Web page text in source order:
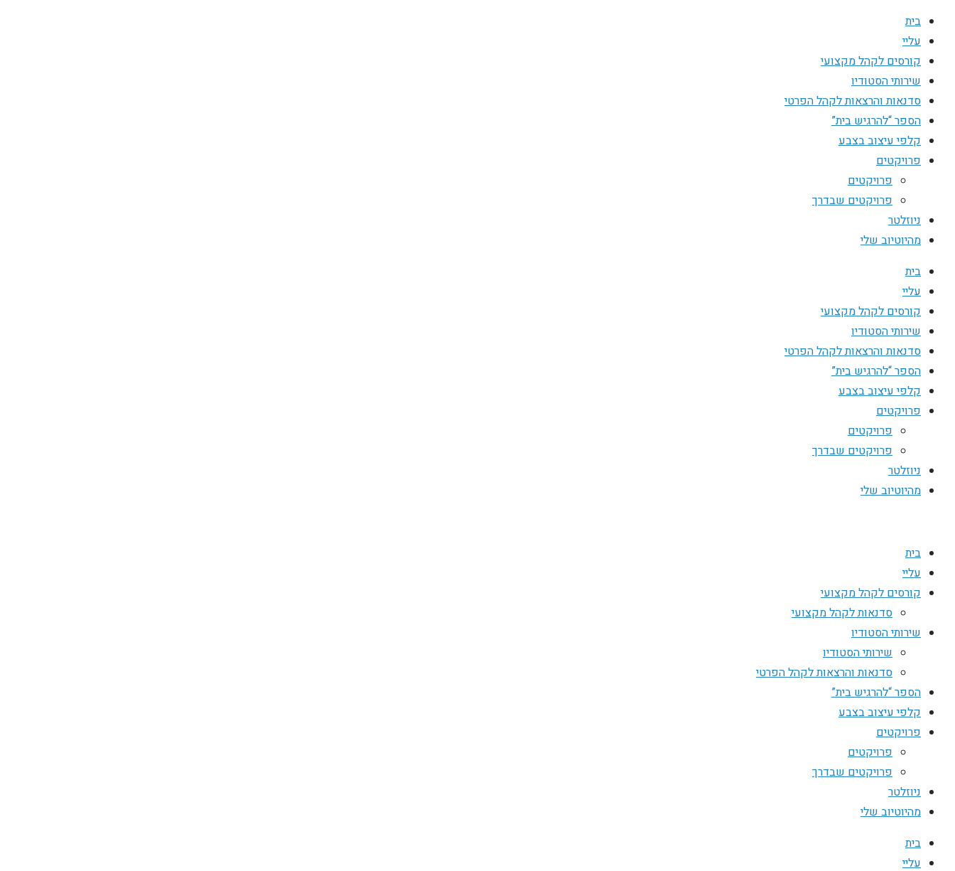
בית
עליי
קורסים לקהל מקצועי
שירותי הסטודיו
סדנאות והרצאות לקהל הפרטי
הספר “להרגיש בית”
קלפי עיצוב בצבע
פרויקטים
פרויקטים
פרויקטים שבדרך
ניוזלטר
מהיוטיוב שלי
בית
עליי
קורסים לקהל מקצועי
שירותי הסטודיו
סדנאות והרצאות לקהל הפרטי
הספר “להרגיש בית”
קלפי עיצוב בצבע
פרויקטים
פרויקטים
פרויקטים שבדרך
ניוזלטר
מהיוטיוב שלי
בית
עליי
קורסים לקהל מקצועי
סדנאות לקהל מקצועי
שירותי הסטודיו
שירותי הסטודיו
סדנאות והרצאות לקהל הפרטי
הספר “להרגיש בית”
קלפי עיצוב בצבע
פרויקטים
פרויקטים
פרויקטים שבדרך
ניוזלטר
מהיוטיוב שלי
בית
עליי